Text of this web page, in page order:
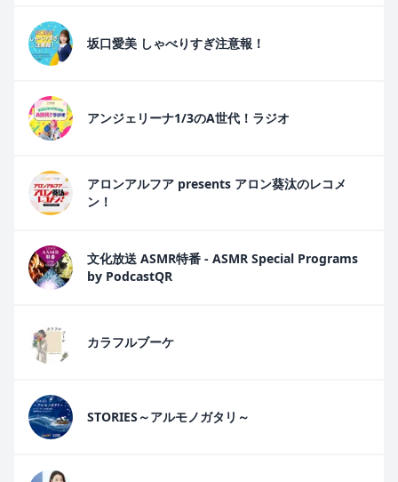
坂口愛美 しゃべりすぎ注意報！
アンジェリーナ1/3のA世代！ラジオ
アロンアルフア presents アロン葵汰のレコメ
ン！
文化放送 ASMR特番 - ASMR Special Programs
by PodcastQR
カラフルブーケ
STORIES～アルモノガタリ～